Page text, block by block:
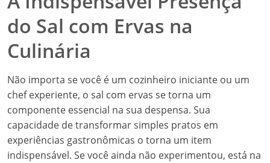
do Sal com Ervas na
Culinária
Não importa se você é um cozinheiro iniciante ou um
chef experiente, o sal com ervas se torna um
componente essencial na sua despensa. Sua
capacidade de transformar simples pratos em
experiências gastronômicas o torna um item
indispensável. Se você ainda não experimentou, está na